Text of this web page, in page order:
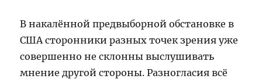
В накалённой предвыборной обстановке в
США сторонники разных точек зрения уже
совершенно не склонны выслушивать
мнение другой стороны. Разногласия всё